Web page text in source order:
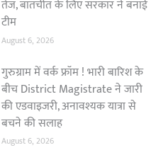
तेज, बातचीत के लिए सरकार ने बनाई
टीम
August 6, 2026
गुरुग्राम में वर्क फ्रॉम ! भारी बारिश के
बीच District Magistrate ने जारी
की एडवाइजरी, अनावश्यक यात्रा से
बचने की सलाह
August 6, 2026